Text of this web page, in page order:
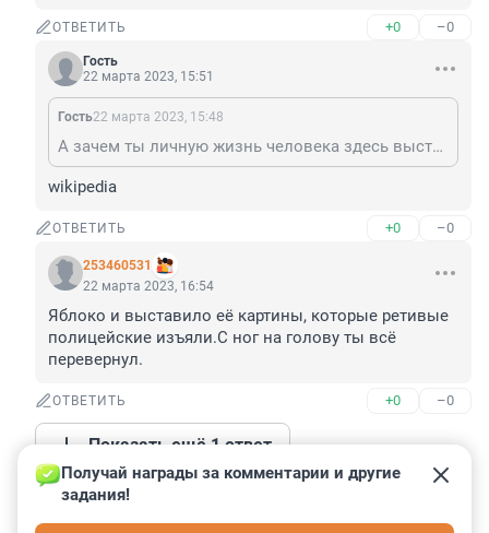
ОТВЕТИТЬ +0 –0
Гость
22 марта 2023, 15:51
Гость22 марта 2023, 15:48
А зачем ты личную жизнь человека здесь выставляешь напоказ ?
wikipedia
ОТВЕТИТЬ +0 –0
253460531
22 марта 2023, 16:54
Яблоко и выставило её картины, которые ретивые
полицейские изъяли.С ног на голову ты всё
перевернул.
ОТВЕТИТЬ +0 –0
Показать ещё 1 ответ
Гость
Получай награды за комментарии и другие
задания!